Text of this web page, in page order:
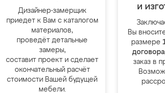
Дизайнер-замерщик
приедет к Вам с каталогом
материалов,
проведёт детальные
замеры,
составит проект и сделает
окончательный расчёт
стоимости Вашей будущей
мебели.
и
Вы
размере
договора
заказ в